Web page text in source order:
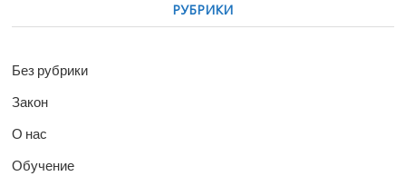
РУБРИКИ
Без рубрики
Закон
О нас
Обучение